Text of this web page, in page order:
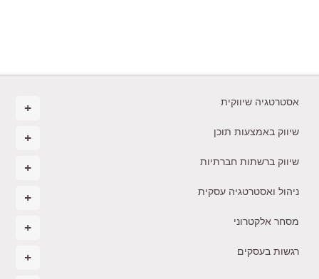
אסטרטגיה שיווקית
שיווק באמצעות תוכן
שיווק ברשתות חברתיות
ניהול ואסטרטגיה עסקית
מסחר אלקטרוני
רגשות בעסקים